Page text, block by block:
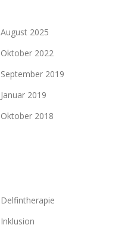
August 2025
Oktober 2022
September 2019
Januar 2019
Oktober 2018
Delfintherapie
Inklusion